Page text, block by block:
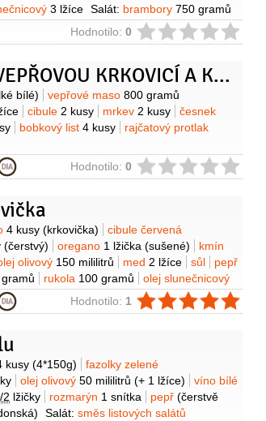
3 lžíce Salát: brambory 750 gramů
cibule1 kus rukola2 hrsti
petržel
4 lžíce ocet vinný(bílý)
hořčice
(čerstvý) cibule červená1 kus (malá)
petržel
koření chilli 1 špetka (mleté)
hořčice dijonská
(větší) česnek 3 stroužky
olej olivový
Hodnotilo: 0
CASSOULET S VEPŘOVOU KRKOVICÍ A KACHNOU
bílé) vepřové maso 800 gramů
cibule 2 kusy mrkev 2 kusy
česnek
bobkový list 4 kusy
rajčatový protlak
Hodnotilo: 0
4 kusy (krkovička)
cibule červená
(čerstvý) oregano 1 lžička (sušené)
kmín
olivový 150 mililitrů med 2 lžíce sůl
pepř
rukola 100 gramů
olej slunečnicový
mililitrů (bílý) víno bílé 50 mililitrů
hořčice
2 lžíce pepř bílý1 lžička med2 lžíce
Hodnotilo: 1
kusy (4*150g)
fazolky zelené
olej olivový 50 mililitrů (+ 1 lžíce)
víno bílé
2 lžičky rozmarýn 1 snítka pepř (čerstvě
Salát: směs listových salátů